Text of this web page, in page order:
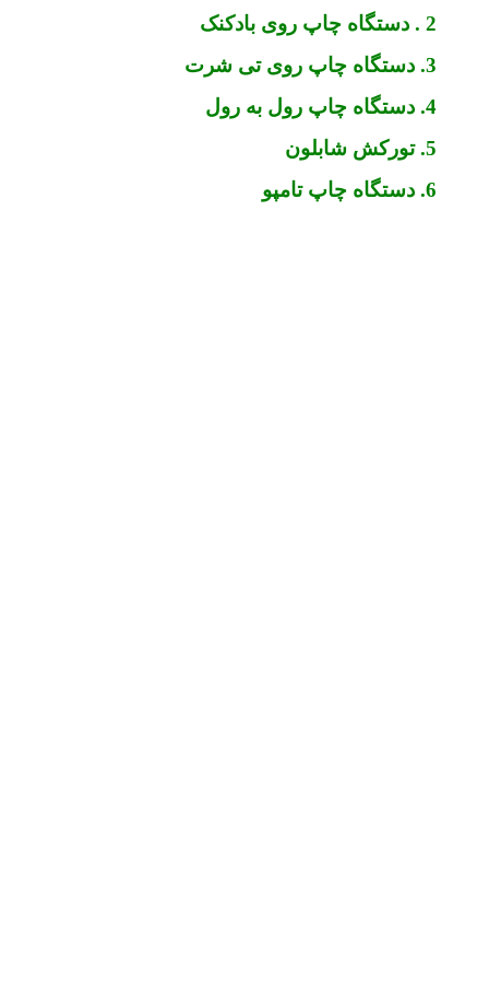
2 . دستگاه چاپ روی بادکنک
3. دستگاه چاپ روی تی شرت
4. دستگاه چاپ رول به رول
5. تورکش شابلون
6. دستگاه چاپ تامپو